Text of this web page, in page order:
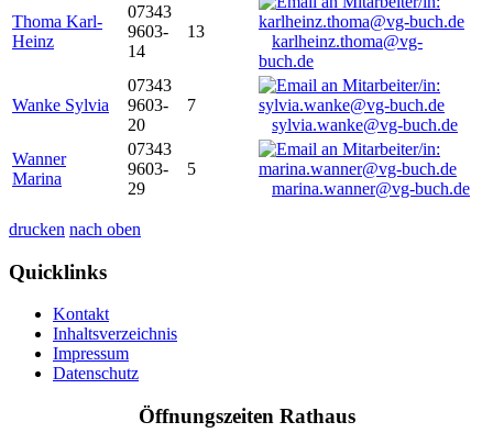
Thoma Karl-
Heinz
07343
9603-
14
13
karlheinz.thoma@vg-
buch.de
Wanke Sylvia
07343
9603-
20
7
sylvia.wanke@vg-buch.de
Wanner
Marina
07343
9603-
29
5
marina.wanner@vg-buch.de
drucken nach oben
Quicklinks
Kontakt
Inhaltsverzeichnis
Impressum
Datenschutz
Öffnungszeiten Rathaus